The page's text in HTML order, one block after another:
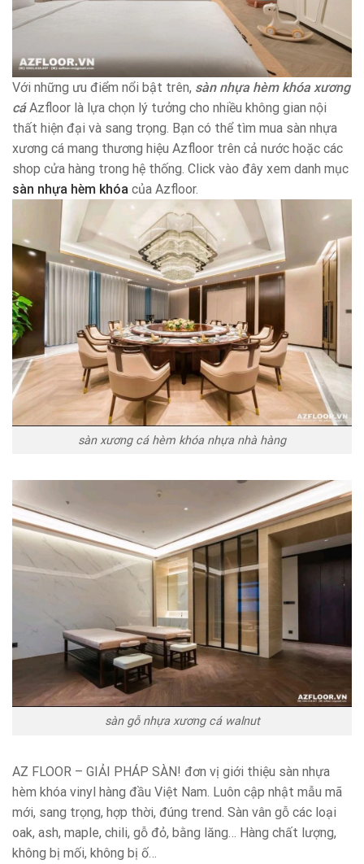
Với những ưu điểm nổi bật trên, sàn nhựa hèm khóa xương
cáAzfloor là lựa chọn lý tưởng cho nhiều không gian nội
thất hiện đại và sang trọng. Bạn có thể tìm mua sàn nhựa
xương cá mang thương hiệu Azfloor trên cả nước hoặc các
shop cửa hàng trong hệ thống. Click vào đây xem danh mục
sàn nhựa hèm khóa của Azfloor.
sàn xương cá hèm khóa nhựa nhà hàng
sàn gỗ nhựa xương cá walnut
AZ FLOOR – GIẢI PHÁP SÀN! đơn vị giới thiệu sàn nhựa
hèm khóa vinyl hàng đầu Việt Nam. Luôn cập nhật mẫu mã
mới, sang trọng, hợp thời, đúng trend. Sàn vân gỗ các loại
oak, ash, maple, chili, gỗ đỏ, bằng lăng… Hàng chất lượng,
không bị mối, không bị ố…